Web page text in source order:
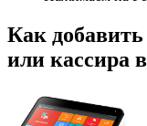
Как
или кассира